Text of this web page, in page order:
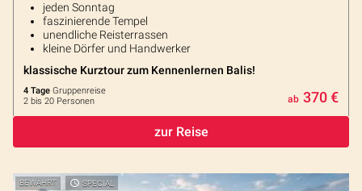
jeden Sonntag
faszinierende Tempel
unendliche Reisterrassen
kleine Dörfer und Handwerker
klassische Kurztour zum Kennenlernen Balis!
4 Tage Gruppenreise
2 bis 20 Personen
ab 370 €
zur Reise
BEWÄHRT SPECIAL